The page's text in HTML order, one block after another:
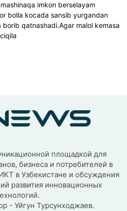
imkon berselayam
bolla kocada sansib yurgandan
borib qatnashadi.Agar malol kemasa
площадкой для
бизнеса и потребителей в
в Узбекистане и обсуждения
развития инновационных
- Уйгун Турсунходжаев.